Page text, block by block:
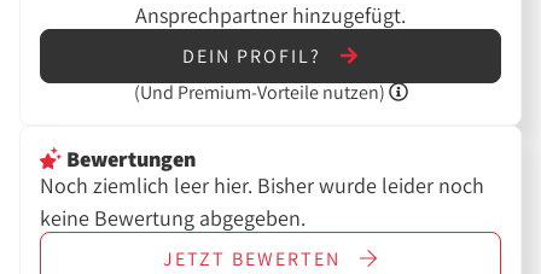
Ansprechpartner hinzugefügt.
DEIN PROFIL?
(Und Premium-Vorteile nutzen)
Bewertungen
Noch ziemlich leer hier. Bisher wurde leider noch
keine Bewertung abgegeben.
JETZT BEWERTEN